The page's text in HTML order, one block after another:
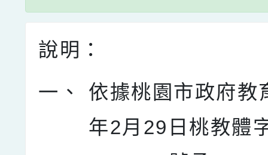
說明：
一、
依據桃園市政府教
年2月29日桃教體